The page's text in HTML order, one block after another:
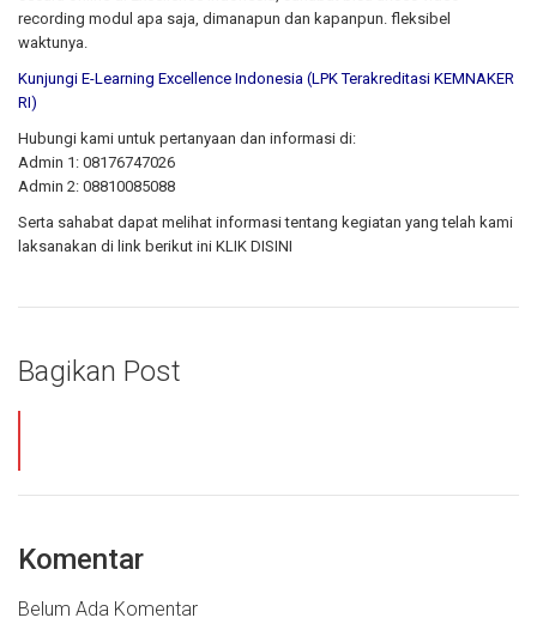
recording modul apa saja, dimanapun dan kapanpun. fleksibel
waktunya.
Kunjungi E-Learning Excellence Indonesia (LPK Terakreditasi KEMNAKER
RI)
Hubungi kami untuk pertanyaan dan informasi di:
Admin 1: 08176747026
Admin 2: 08810085088
Serta sahabat dapat melihat informasi tentang kegiatan yang telah kami
laksanakan di link berikut ini KLIK DISINI
Bagikan Post
Komentar
Belum Ada Komentar